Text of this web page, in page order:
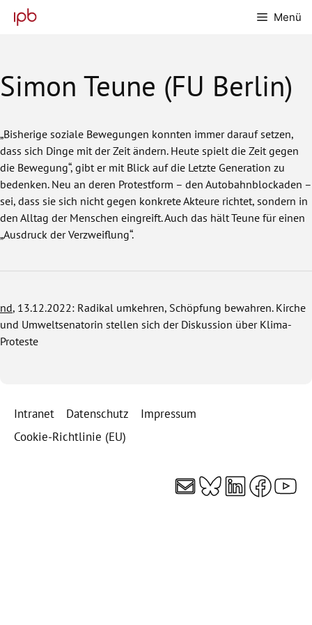
Inhalt
Menü
Simon Teune (FU Berlin)
„Bisherige soziale Bewegungen konnten immer darauf setzen,
dass sich Dinge mit der Zeit ändern. Heute spielt die Zeit gegen
die Bewegung“, gibt er mit Blick auf die Letzte Generation zu
bedenken. Neu an deren Protestform – den Autobahnblockaden –
sei, dass sie sich nicht gegen konkrete Akteure richtet, sondern in
den Alltag der Menschen eingreift. Auch das hält Teune für einen
„Ausdruck der Verzweiflung“.
nd, 13.12.2022: Radikal umkehren, Schöpfung bewahren. Kirche
und Umweltsenatorin stellen sich der Diskussion über Klima-
Proteste
Intranet Datenschutz
Impressum
Cookie-Richtlinie (EU)
E-MailBluesky